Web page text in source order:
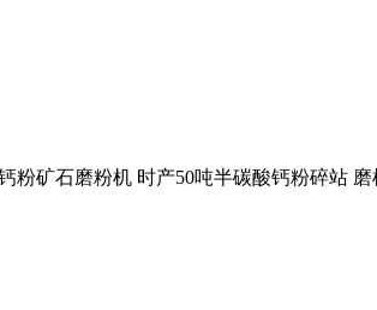
矿石磨粉机 时产50吨半碳酸钙粉碎站